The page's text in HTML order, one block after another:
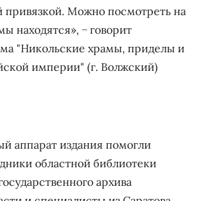
привязкой. Можно посмотреть на
находятся», − говорит
"Никольские храмы, приделы и
империи" (г. Волжский)
аппарат издания помогли
областной библиотеки
архива